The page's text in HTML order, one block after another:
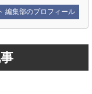
編集部のプロフィール